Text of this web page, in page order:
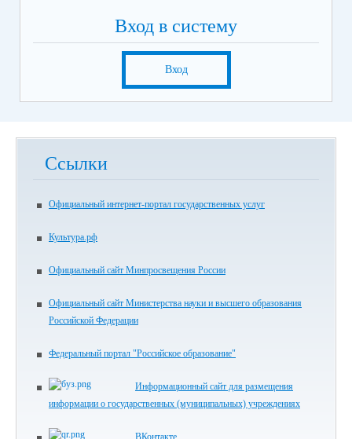
Вход в систему
Вход
Ссылки
Официальный интернет-портал государственных услуг
Культура.рф
Официальный сайт Минпросвещения России
Официальный сайт Министерства науки и высшего образования
Российской Федерации
Федеральный портал "Российское образование"
Информационный сайт для размещения
информации о государственных (муниципальных) учреждениях
ВКонтакте